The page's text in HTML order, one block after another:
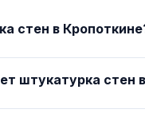
стен в
штукатурка стен